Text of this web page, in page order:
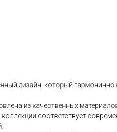
дизайн, который
из качественных
соответствует